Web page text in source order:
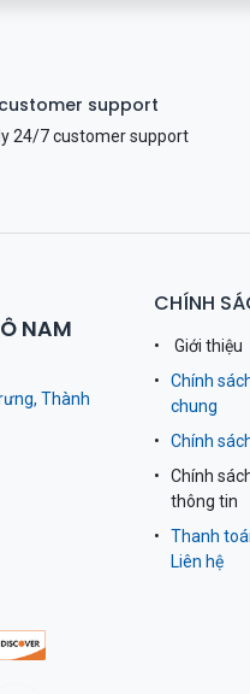
support
24/7 customer support
NAM
Thành
CHÍNH
Giới thiệu
Chính
chung
Chính
Chính
thông tin
Thanh
Liên hệ